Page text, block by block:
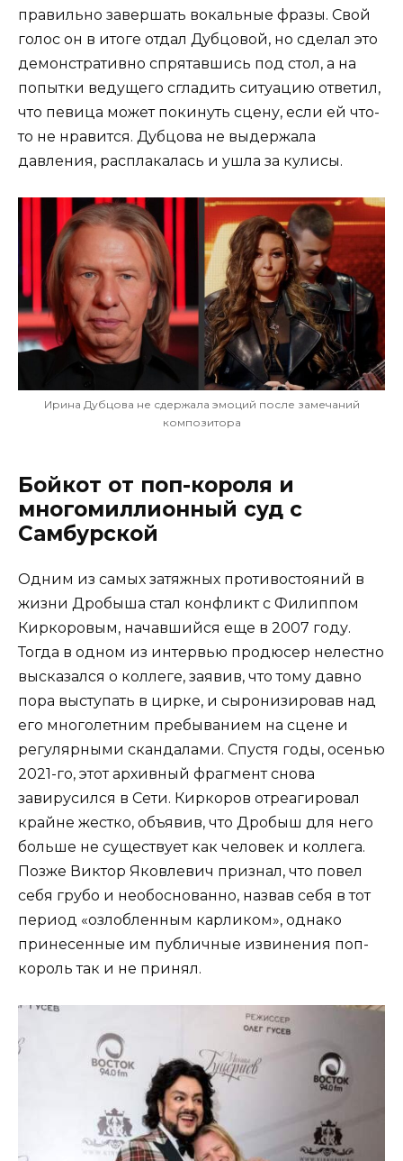
правильно завершать вокальные фразы. Свой
голос он в итоге отдал Дубцовой, но сделал это
демонстративно спрятавшись под стол, а на
попытки ведущего сгладить ситуацию ответил,
что певица может покинуть сцену, если ей что-
то не нравится. Дубцова не выдержала
давления, расплакалась и ушла за кулисы.
Ирина Дубцова не сдержала эмоций после замечаний
композитора
Бойкот от поп-короля и
многомиллионный суд с
Самбурской
Одним из самых затяжных противостояний в
жизни Дробыша стал конфликт с Филиппом
Киркоровым, начавшийся еще в 2007 году.
Тогда в одном из интервью продюсер нелестно
высказался о коллеге, заявив, что тому давно
пора выступать в цирке, и сыронизировав над
его многолетним пребыванием на сцене и
регулярными скандалами. Спустя годы, осенью
2021-го, этот архивный фрагмент снова
завирусился в Сети. Киркоров отреагировал
крайне жестко, объявив, что Дробыш для него
больше не существует как человек и коллега.
Позже Виктор Яковлевич признал, что повел
себя грубо и необоснованно, назвав себя в тот
период «озлобленным карликом», однако
принесенные им публичные извинения поп-
король так и не принял.